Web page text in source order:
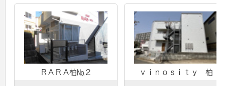
ＲＡＲＡ柏№２ ｖｉｎｏｓｉｔｙ 柏